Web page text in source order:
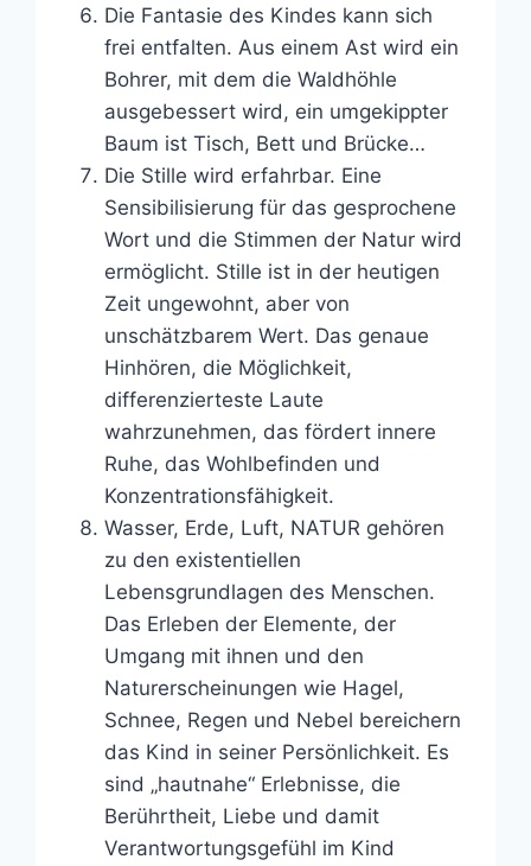
Die Fantasie des Kindes kann sich
frei entfalten. Aus einem Ast wird ein
Bohrer, mit dem die Waldhöhle
ausgebessert wird, ein umgekippter
Baum ist Tisch, Bett und Brücke…
Die Stille wird erfahrbar. Eine
Sensibilisierung für das gesprochene
Wort und die Stimmen der Natur wird
ermöglicht. Stille ist in der heutigen
Zeit ungewohnt, aber von
unschätzbarem Wert. Das genaue
Hinhören, die Möglichkeit,
differenzierteste Laute
wahrzunehmen, das fördert innere
Ruhe, das Wohlbefinden und
Konzentrationsfähigkeit.
Wasser, Erde, Luft, NATUR gehören
zu den existentiellen
Lebensgrundlagen des Menschen.
Das Erleben der Elemente, der
Umgang mit ihnen und den
Naturerscheinungen wie Hagel,
Schnee, Regen und Nebel bereichern
das Kind in seiner Persönlichkeit. Es
sind „hautnahe“ Erlebnisse, die
Berührtheit, Liebe und damit
Verantwortungsgefühl im Kind